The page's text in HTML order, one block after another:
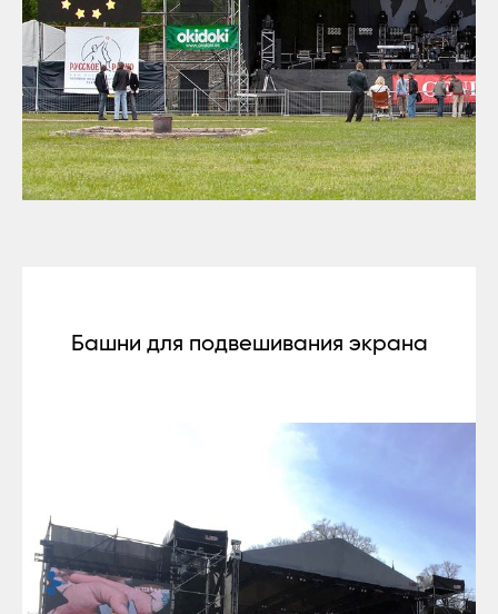
Башни для подвешивания экрана